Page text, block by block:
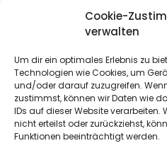
Cookie-
verwalten
Um dir ein optimales Erlebnis zu
Technologien wie Cookies, um
und/oder darauf zuzugreifen.
zustimmst, können wir Daten wie
IDs auf dieser Website
nicht erteilst oder zurückziehst,
Funktionen beeinträchtigt werden.
META
Anmelden
Eintrags-Feed